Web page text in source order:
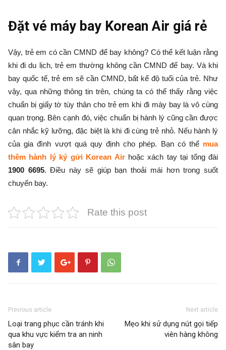
Đặt vé máy bay Korean Air giá rẻ
Vậy, trẻ em có cần CMND để bay không? Có thể kết luận rằng
khi đi du lịch, trẻ em thường không cần CMND để bay. Và khi
bay quốc tế, trẻ em sẽ cần CMND, bất kể độ tuổi của trẻ. Như
vậy, qua những thông tin trên, chúng ta có thể thấy rằng việc
chuẩn bị giấy tờ tùy thân cho trẻ em khi đi máy bay là vô cùng
quan trọng. Bên cạnh đó, việc chuẩn bị hành lý cũng cần được
cân nhắc kỹ lưỡng, đặc biệt là khi đi cùng trẻ nhỏ. Nếu hành lý
của gia đình vượt quá quy định cho phép. Bạn có thể mua
thêm hành lý ký gửi Korean Airhoặc xách tay tại tổng đài
1900 6695. Điều này sẽ giúp bạn thoải mái hơn trong suốt
chuyến bay.
Rate this post
Previous article
Loại trang phục cần tránh khi
qua khu vực kiểm tra an ninh
sân bay
Next article
Mẹo khi sử dụng nút gọi tiếp
viên hàng không